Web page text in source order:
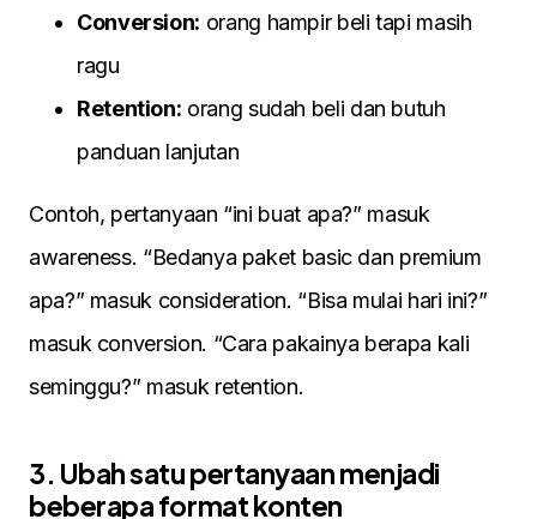
Conversion: orang hampir beli tapi masih
ragu
Retention: orang sudah beli dan butuh
panduan lanjutan
Contoh, pertanyaan “ini buat apa?” masuk
awareness. “Bedanya paket basic dan premium
apa?” masuk consideration. “Bisa mulai hari ini?”
masuk conversion. “Cara pakainya berapa kali
seminggu?” masuk retention.
3. Ubah satu pertanyaan menjadi
beberapa format konten